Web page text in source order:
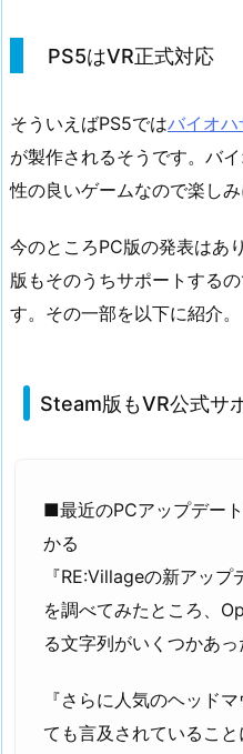
PS5はVR正式対応
そういえばPS5ではバイオハ
が製作されるそうです。バ
性の良いゲームなので楽しみ
今のところPC版の発表はあ
版もそのうちサポートする
す。その一部を以下に紹介。
Steam版もVR公式サ
■最近のPCアップデー
かる
『RE:Villageの新アッ
を調べてみたところ、
る文字列がいくつかあっ
『さらに人気のヘッド
ても言及されているこ